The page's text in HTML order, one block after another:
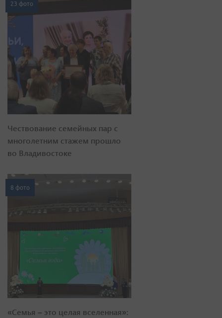
23 фото
Чествование семейных пар с
многолетним стажем прошло
во Владивостоке
8 фото
«Семья – это целая вселенная»: